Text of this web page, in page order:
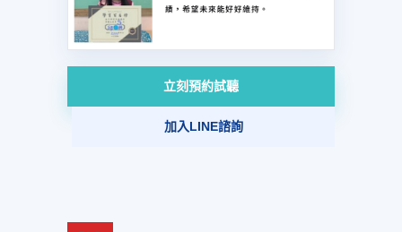
立刻預約試聽
加入LINE諮詢